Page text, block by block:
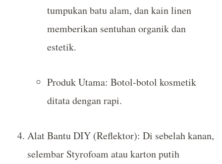
tumpukan batu alam, dan kain linen
memberikan sentuhan organik dan
estetik.
Produk Utama: Botol-botol kosmetik
ditata dengan rapi.
Alat Bantu DIY (Reflektor): Di sebelah kanan,
selembar Styrofoam atau karton putih